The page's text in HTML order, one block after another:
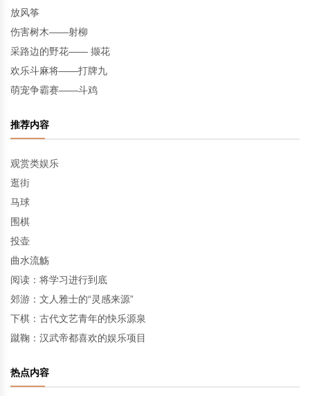
放风筝
伤害树木——射柳
采路边的野花—— 撷花
欢乐斗麻将——打牌九
萌宠争霸赛——斗鸡
推荐内容
观赏类娱乐
逛街
马球
围棋
投壶
曲水流觞
阅读：将学习进行到底
郊游：文人雅士的“灵感来源”
下棋：古代文艺青年的快乐源泉
蹴鞠：汉武帝都喜欢的娱乐项目
热点内容